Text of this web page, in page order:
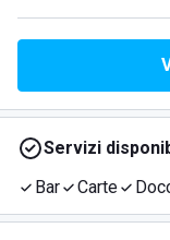
Servizi
Bar
Carte